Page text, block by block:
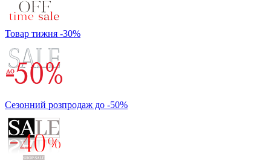
Товар тижня -30%
Сезонний розпродаж до -50%